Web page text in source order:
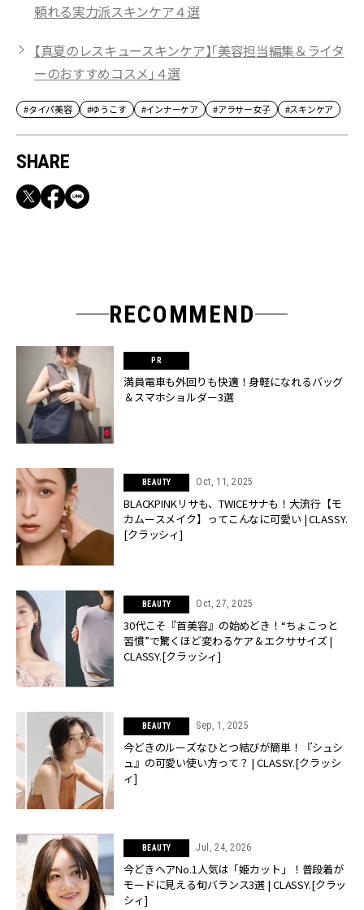
頼れる実力派スキンケア４選
【真夏のレスキュースキンケア】「美容担当編集＆ライタ
ーのおすすめコスメ」４選
#タイパ美容 #ゆうこす #インナーケア #アラサー女子 #スキンケア
SHARE
RECOMMEND
満員電車も外回りも快適！身軽になれるバッグ
＆スマホショルダー3選
BEAUTY Oct, 11, 2025
BLACKPINKリサも、TWICEサナも！大流行【モ
カムースメイク】ってこんなに可愛い | CLASSY.
[クラッシィ]
BEAUTY Oct, 27, 2025
30代こそ『首美容』の始めどき！“ちょこっと
習慣”で驚くほど変わるケア＆エクササイズ |
CLASSY.[クラッシィ]
BEAUTY Sep, 1, 2025
今どきのルーズなひとつ結びが簡単！『シュシ
ュ』の可愛い使い方って？ | CLASSY.[クラッシ
ィ]
BEAUTY Jul, 24, 2026
今どきヘアNo.1人気は「姫カット」！普段着が
モードに見える旬バランス3選 | CLASSY.[クラッ
シィ]